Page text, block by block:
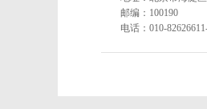
邮编：100190
电话：010-